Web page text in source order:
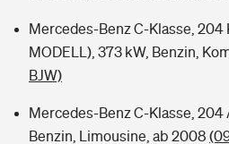
Mercedes-Benz C-Klasse, 204
MODELL), 373 kW, Benzin,
BJW)
Mercedes-Benz C-Klasse, 204
Benzin, Limousine, ab 2008